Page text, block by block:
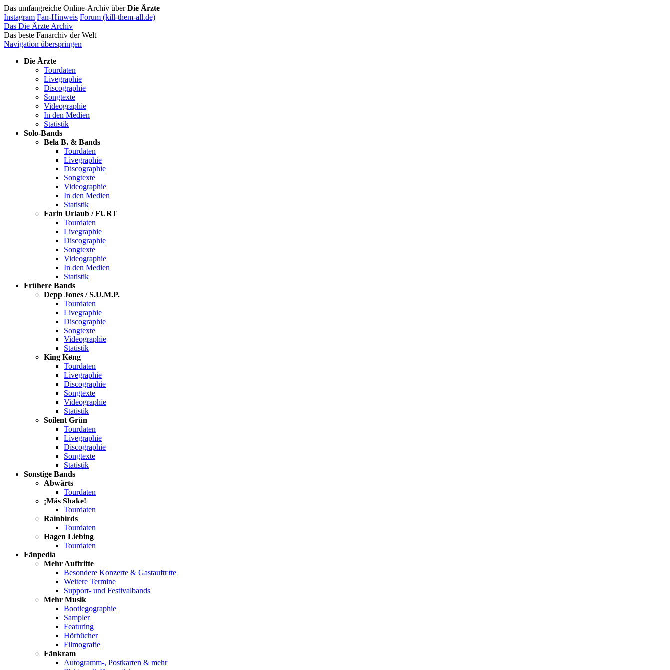
Das umfangreiche Online-Archiv überDie Ärzte
Instagram Fan-Hinweis Forum (kill-them-all.de)
Das Die Ärzte Archiv
Das beste Fanarchiv der Welt
Navigation überspringen
Die Ärzte
Tourdaten
Livegraphie
Discographie
Songtexte
Videographie
In den Medien
Statistik
Solo-Bands
Bela B. & Bands
Tourdaten
Livegraphie
Discographie
Songtexte
Videographie
In den Medien
Statistik
Farin Urlaub / FURT
Tourdaten
Livegraphie
Discographie
Songtexte
Videographie
In den Medien
Statistik
Frühere Bands
Depp Jones / S.U.M.P.
Tourdaten
Livegraphie
Discographie
Songtexte
Videographie
Statistik
King Køng
Tourdaten
Livegraphie
Discographie
Songtexte
Videographie
Statistik
Soilent Grün
Tourdaten
Livegraphie
Discographie
Songtexte
Statistik
Sonstige Bands
Abwärts
Tourdaten
¡Más Shake!
Tourdaten
Rainbirds
Tourdaten
Hagen Liebing
Tourdaten
Fänpedia
Mehr Auftritte
Besondere Konzerte & Gastauftritte
Weitere Termine
Support- und Festivalbands
Mehr Musik
Bootlegographie
Sampler
Featuring
Hörbücher
Filmografie
Fänkram
Autogramm-, Postkarten & mehr